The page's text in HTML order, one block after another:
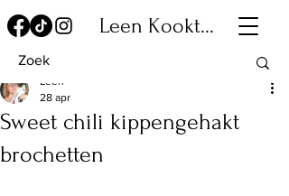
Leen Kookt...
Sweet chili kippengehakt
brochetten
Leen
28 apr